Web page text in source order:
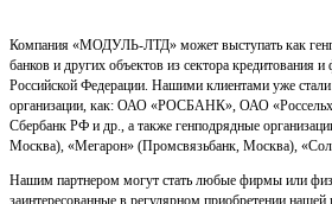
Компания «МОДУЛЬ-ЛТД» может выступать как
банков и других объектов из сектора кредитования
Российской Федерации. Нашими клиентами уже стали
организации, как: ОАО «РОСБАНК», ОАО
Сбербанк РФ и др., а также генподрядные
Москва), «Мегарон» (Промсвязьбанк, Москва),
Нашим партнером могут стать любые фирмы или